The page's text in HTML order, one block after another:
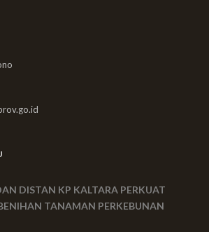
DISTAN KP KALTARA PERKUAT
TANAMAN PERKEBUNAN